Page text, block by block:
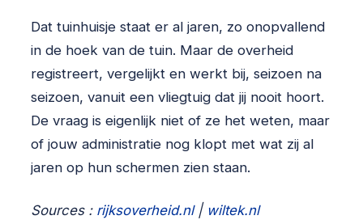
Dat tuinhuisje staat er al jaren, zo onopvallend
in de hoek van de tuin. Maar de overheid
registreert, vergelijkt en werkt bij, seizoen na
seizoen, vanuit een vliegtuig dat jij nooit hoort.
De vraag is eigenlijk niet of ze het weten, maar
of jouw administratie nog klopt met wat zij al
jaren op hun schermen zien staan.
Sources : rijksoverheid.nl| wiltek.nl